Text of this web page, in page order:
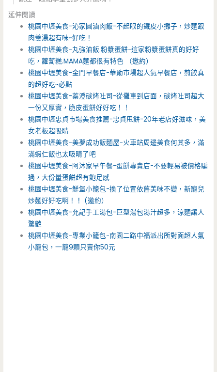
延伸閱讀
桃園中壢美食-沁家圓滷肉飯-不起眼的鐵皮小攤子，炒麵跟
肉羹湯超有味~好吃！
桃園中壢美食-丸強油飯.粉漿蛋餅-這家粉漿蛋餅真的好好
吃，蘿蔔糕.MAMA麵都很有特色 （邀約）
桃園中壢美食-金門早餐店-華勛市場超人氣早餐店，煎餃真
的超好吃~必點
桃園中壢美食-蓁澄碳烤吐司-從攤車到店面，碳烤吐司超大
一份又厚實，脆皮蛋餅好好吃！！
桃園中壢忠貞市場美食推薦-忠貞甩餅-20年老店好滋味，美
女老板超吸睛
桃園中壢美食-美夢成功飯麵屋-火車站周邊美食何其多，滿
滿蝦仁飯也太吸晴了吧
桃園中壢美食-阿沐家早午餐-蛋餅專賣店-不要輕易被價格騙
過，大份量蛋餅超有飽足感
桃園中壢美食-鮮堡小籠包-換了位置依舊美味不變，新寵兒
炒麵好好吃啊！！ (邀約）
桃園中壢美食-允記手工湯包-巨型湯包湯汁超多，涼麵讓人
驚艷
桃園中壢美食-專業小籠包-南園二路中福派出所對面超人氣
小籠包，一籠9顆只賣你50元